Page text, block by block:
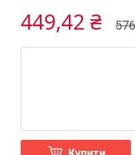
449,42 ₴